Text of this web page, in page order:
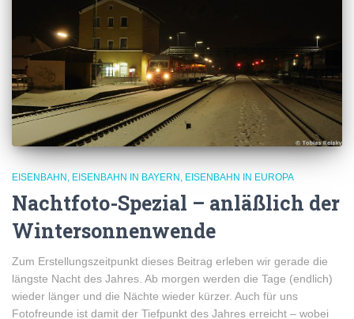
EISENBAHN EISENBAHN IN BAYERN EISENBAHN IN EUROPA
Nachtfoto-Spezial – anläßlich der
Wintersonnenwende
Zum Erstellungszeitpunkt dieses Beitrag erleben wir gerade die
längste Nacht des Jahres. Ab morgen werden die Tage (endlich)
wieder länger und die Nächte wieder kürzer. Auch für uns
Fotofreunde ist damit der Tiefpunkt des Jahres erreicht – wobei